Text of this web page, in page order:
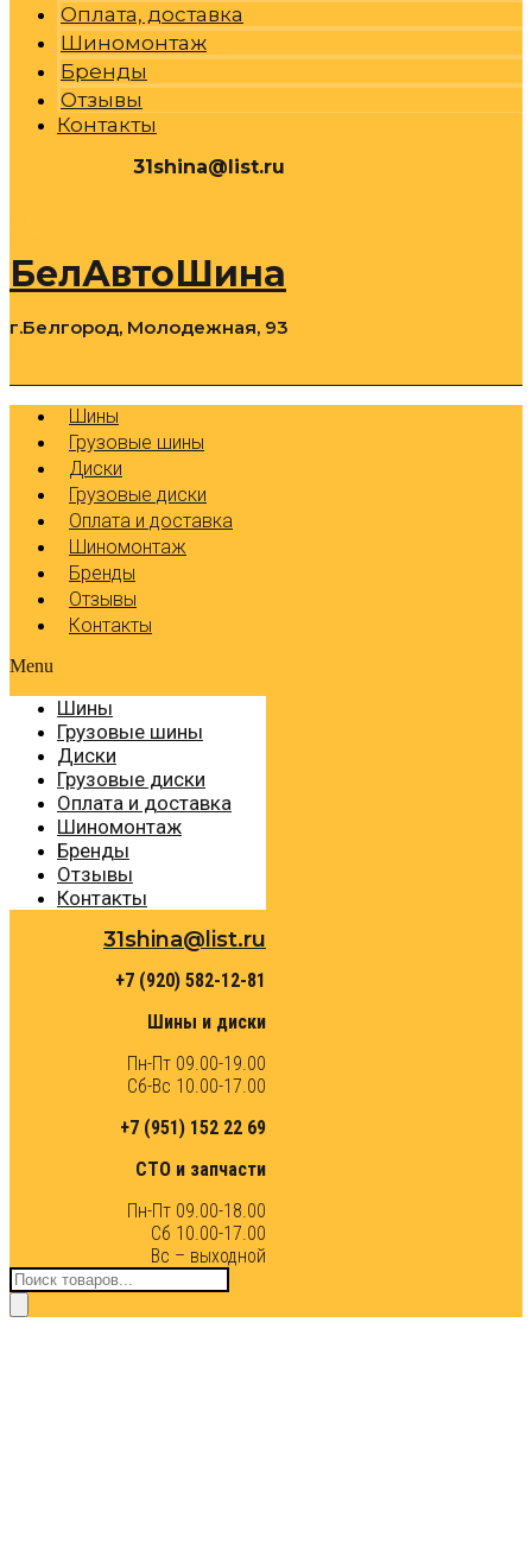
Оплата, доставка
Шиномонтаж
Бренды
Отзывы
Контакты
31shina@list.ru
БелАвтоШина
г.Белгород, Молодежная, 93
Шины
Грузовые шины
Диски
Грузовые диски
Оплата и доставка
Шиномонтаж
Бренды
Отзывы
Контакты
Menu
Шины
Грузовые шины
Диски
Грузовые диски
Оплата и доставка
Шиномонтаж
Бренды
Отзывы
Контакты
31shina@list.ru
+7 (920) 582-12-81
Шины и диски
Пн-Пт 09.00-19.00
Сб-Вс 10.00-17.00
+7 (951) 152 22 69
СТО и запчасти
Пн-Пт 09.00-18.00
Сб 10.00-17.00
Вс – выходной
Поиск
товаров